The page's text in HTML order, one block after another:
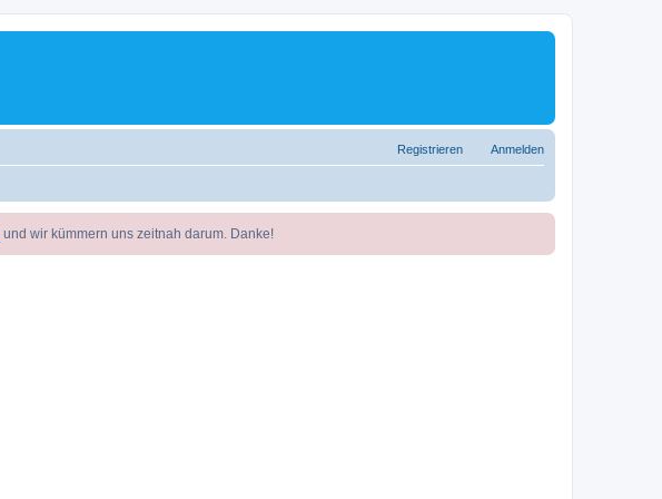
Anmelden
Registrieren
und wir kümmern uns zeitnah darum. Danke!